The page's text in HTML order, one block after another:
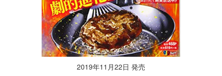
2019年11月22日 発売